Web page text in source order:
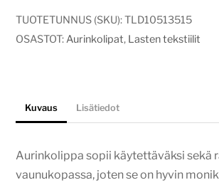
määrä
TUOTETUNNUS (SKU):TLD10513515
OSASTOT:Aurinkolipat, Lasten tekstiilit
Kuvaus Lisätiedot
Aurinkolippa sopii käytettäväksi sekä
vaunukopassa, joten se on hyvin